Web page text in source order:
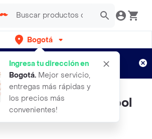
Bogotá
Ingresa tu dirección en
Bogotá. Mejor servicio,
entregas más rápidas y
los precios más
convenientes!
gratis por semanas
Aplican TyC
Orgánicas De Árbol